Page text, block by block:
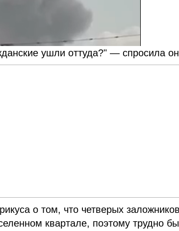
ушли оттуда?" — спросила
о том, что четверых
квартале, поэтому трудно